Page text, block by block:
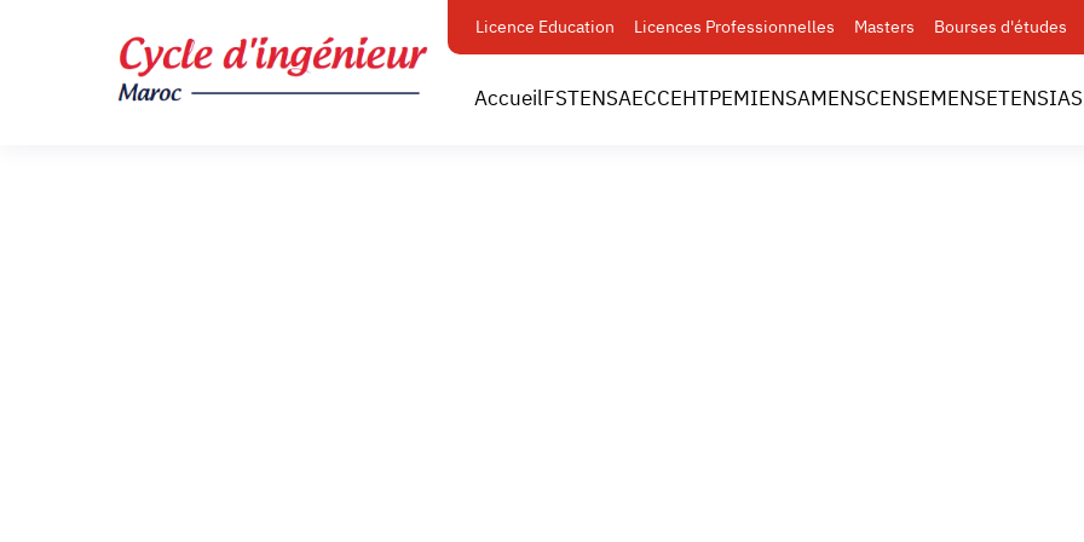
Licence Education Licences Professionnelles Masters Bourses d'études
AccueilFSTENSAECCEHTPEMIENSAMENSCENSEMENSETENSIAS